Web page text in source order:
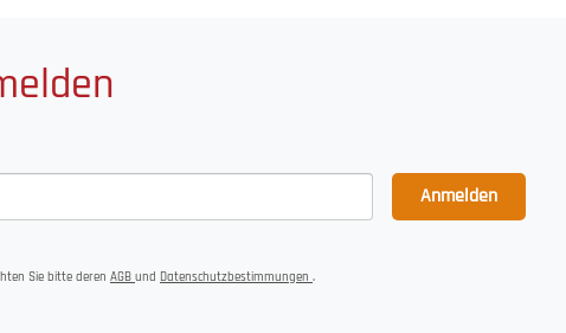
Anmelden
Sie bitte deren AGB und Datenschutzbestimmungen .